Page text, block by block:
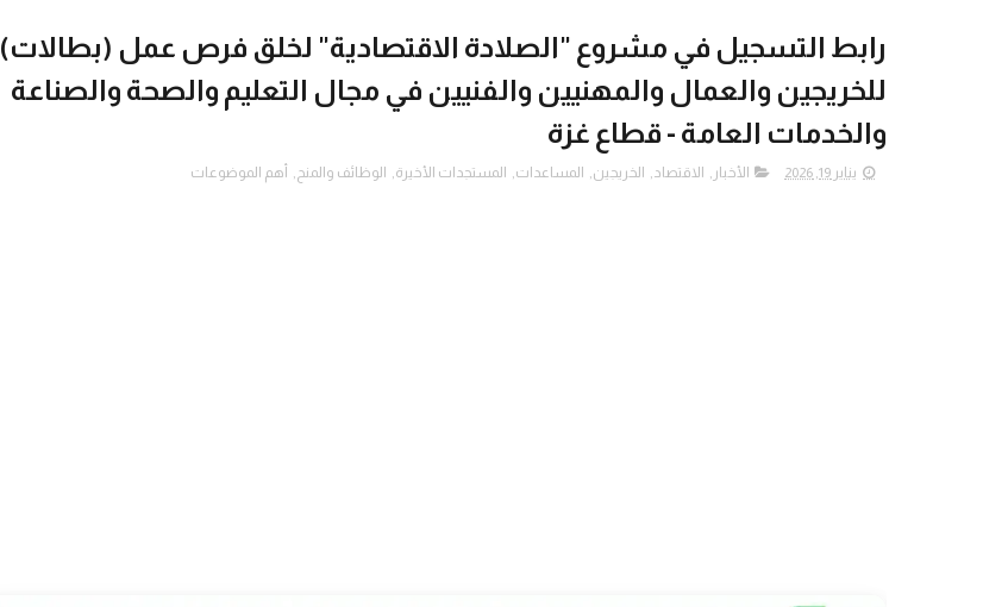
رابط التسجيل في مشروع "الصلادة الاقتصادية" لخلق فرص عمل (بطالات)
للخريجين والعمال والمهنيين والفنيين في مجال التعليم والصحة والصناعة
والخدمات العامة - قطاع غزة
يناير 19, 2026 الأخبار , الاقتصاد, الخريجين, المساعدات, المستجدات الأخيرة, الوظائف والمنح , أهم الموضوعات